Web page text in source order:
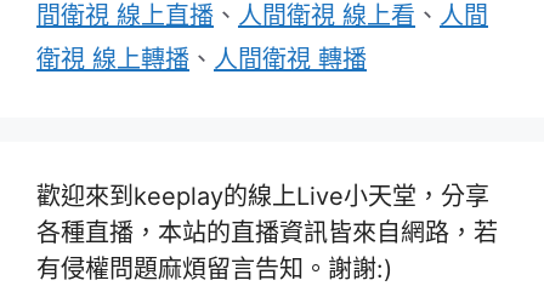
間衛視 線上直播 、 人間衛視 線上看 、 人間
衛視 線上轉播 、 人間衛視 轉播
歡迎來到keeplay的線上Live小天堂，分享
各種直播，本站的直播資訊皆來自網路，若
有侵權問題麻煩留言告知。謝謝:)